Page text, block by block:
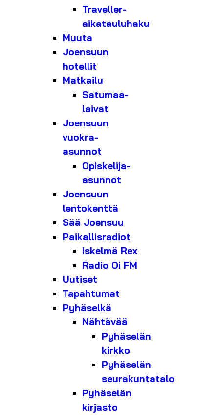
Traveller-
aikatauluhaku
Muuta
Joensuun
hotellit
Matkailu
Satumaa-
laivat
Joensuun
vuokra-
asunnot
Opiskelija-
asunnot
Joensuun
lentokenttä
Sää Joensuu
Paikallisradiot
Iskelmä Rex
Radio Oi FM
Uutiset
Tapahtumat
Pyhäselkä
Nähtävää
Pyhäselän
kirkko
Pyhäselän
seurakuntatalo
Pyhäselän
kirjasto